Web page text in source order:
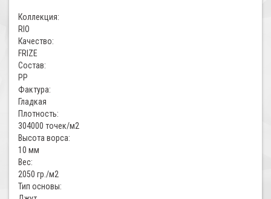
Коллекция:
RIO
Качество:
FRIZE
Состав:
PP
Фактура:
Гладкая
Плотность:
304000 точек/м2
Высота ворса:
10 мм
Вес:
2050 гр./м2
Тип основы: